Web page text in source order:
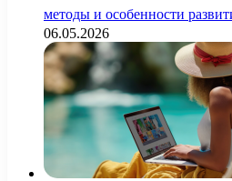
методы и особенности
06.05.2026